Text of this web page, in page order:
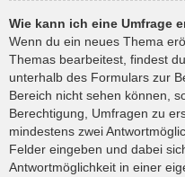
Wie kann ich eine Umfrage
Wenn du ein neues Thema
Themas bearbeitest, findest
unterhalb des Formulars zur
Bereich nicht sehen können,
Berechtigung, Umfragen zu
mindestens zwei
Felder eingeben und dabei
Antwortmöglichkeit in einer